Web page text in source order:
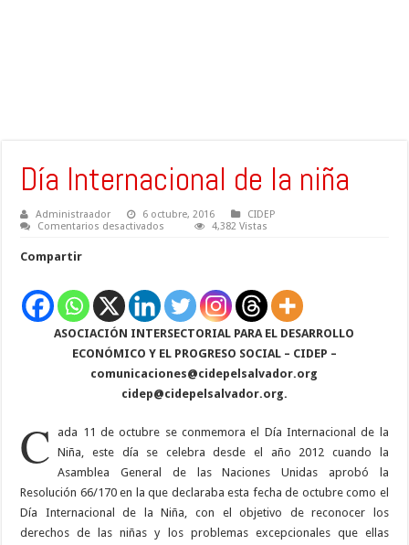
Día Internacional de la niña
Administraador 6 octubre, 2016
CIDEP
Comentarios desactivados
4,382 Vistas
Compartir
ASOCIACIÓN INTERSECTORIAL PARA EL DESARROLLO
ECONÓMICO Y EL PROGRESO SOCIAL – CIDEP –
comunicaciones@cidepelsalvador.org
cidep@cidepelsalvador.org.
C
ada 11 de octubre se conmemora el Día Internacional de la
Niña, este día se celebra desde el año 2012 cuando la
Asamblea General de las Naciones Unidas aprobó la
Resolución 66/170 en la que declaraba esta fecha de octubre como el
Día Internacional de la Niña, con el objetivo de reconocer los
derechos de las niñas y los problemas excepcionales que ellas